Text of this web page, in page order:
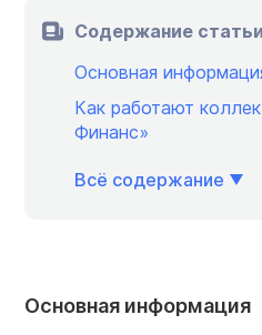
Содержание статьи
Основная
Как работают
Финанс»
Всё содержание
Основная информация